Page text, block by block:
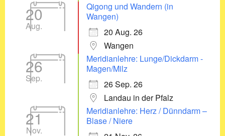
20
Aug.
Qigong und Wandern (in
Wangen)
20 Aug. 26
Wangen
26
Sep.
Meridianlehre: Lunge/Dickdarm -
Magen/Milz
26 Sep. 26
Landau in der Pfalz
21
Nov.
Meridianlehre: Herz / Dünndarm –
Blase / Niere